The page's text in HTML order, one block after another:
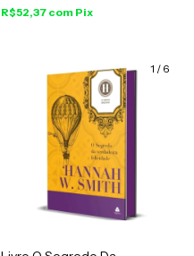
R$52,37 com Pix
1 / 6